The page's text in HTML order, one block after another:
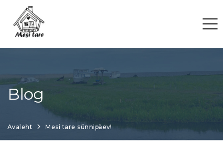
content
Blog
Avaleht Mesi tare sünnipäev!